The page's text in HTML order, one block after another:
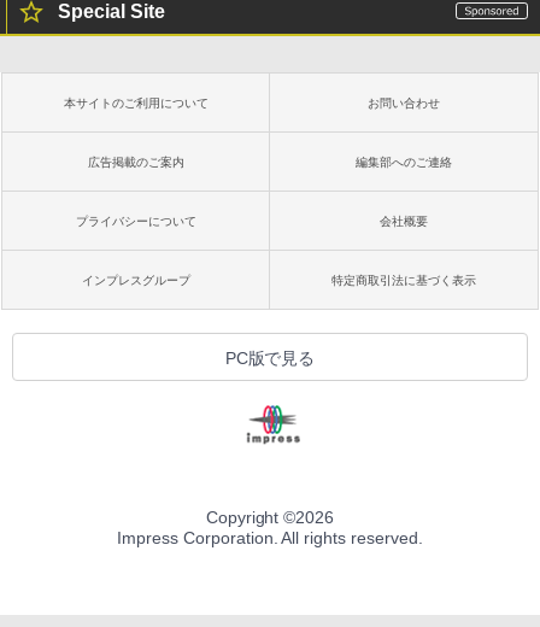
Special Site
本サイトのご利用について お問い合わせ
広告掲載のご案内 編集部へのご連絡
プライバシーについて 会社概要
インプレスグループ 特定商取引法に基づく表示
PC版で見る
Copyright ©2026
Impress Corporation. All rights reserved.